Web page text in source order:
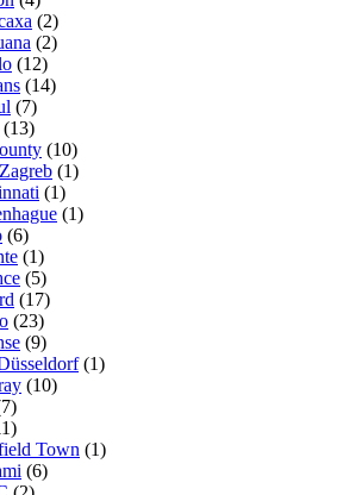
(2)
(2)
(12)
(14)
(7)
(13)
(10)
(1)
(1)
(1)
(6)
(1)
(5)
(17)
(23)
(9)
(1)
(10)
Town (1)
(6)